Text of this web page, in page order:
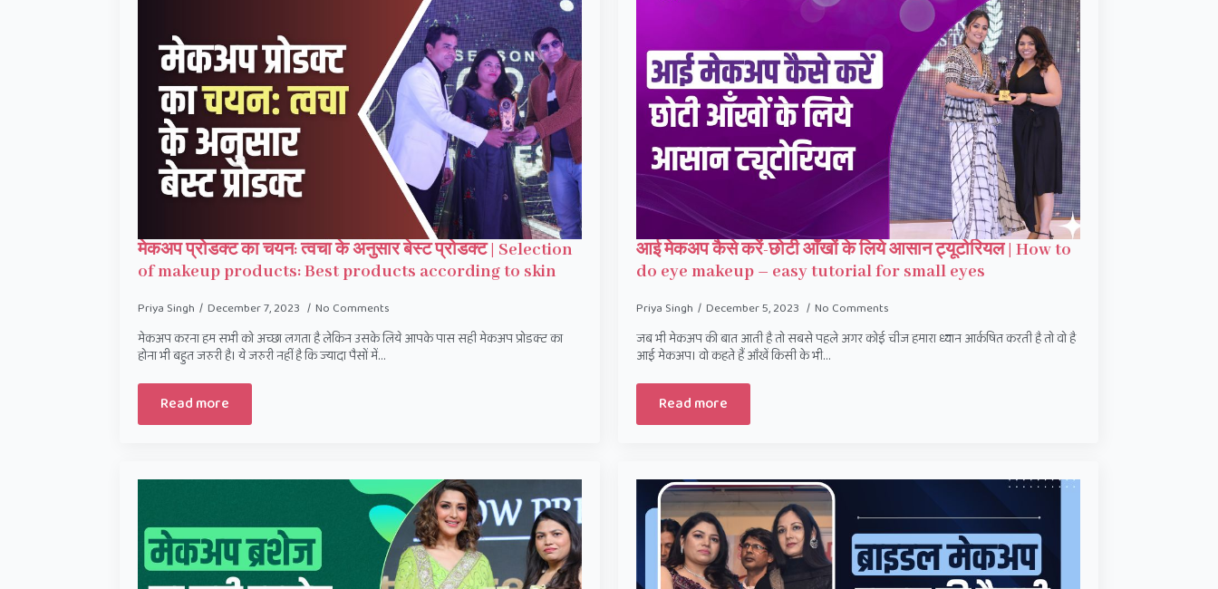
मेकअप प्रोडक्ट का चयन: त्वचा के अनुसार बेस्ट प्रोडक्ट | Selection
of makeup products: Best products according to skin
Priya Singh December 7, 2023 No Comments
मेकअप करना हम सभी को अच्छा लगता है लेकिन उसके लिये आपके पास सही मेकअप प्रोडक्ट का
होना भी बहुत जरुरी है। ये जरुरी नहीं है कि ज्यादा पैसों में…
Read more
आई मेकअप कैसे करें-छोटी आँखों के लिये आसान ट्यूटोरियल | How to
do eye makeup – easy tutorial for small eyes
Priya Singh December 5, 2023 No Comments
जब भी मेकअप की बात आती है तो सबसे पहले अगर कोई चीज हमारा ध्यान आर्कषित करती है तो वो है
आई मेकअप। वो कहते हैं आँखें किसी के भी…
Read more